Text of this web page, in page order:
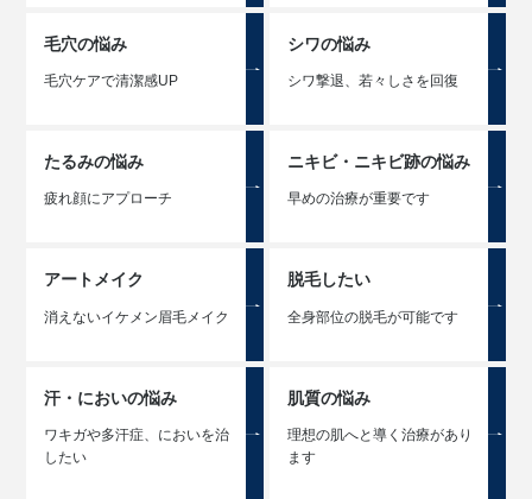
毛穴の悩み
毛穴ケアで清潔感UP
シワの悩み
シワ撃退、若々しさを回復
たるみの悩み
疲れ顔にアプローチ
ニキビ・ニキビ跡の悩み
早めの治療が重要です
アートメイク
消えないイケメン眉毛メイク
脱毛したい
全身部位の脱毛が可能です
汗・においの悩み
ワキガや多汗症、においを治
したい
肌質の悩み
理想の肌へと導く治療があり
ます